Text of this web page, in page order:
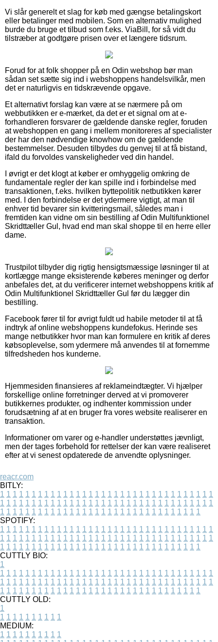
Vi slår generelt et slag for køb med gængse betalingskort
eller betalinger med mobilen. Som en alternativ mulighed
burde du bruge et tilbud som f.eks. ViaBill, for så vidt du
tilstræber at godtgøre prisen over et længere tidsrum.
Forud for at folk shopper på en Odin webshop bør man
sådan set sætte sig ind i webshoppens handelsvilkår, men
det er naturligvis en tidskrævende opgave.
Et alternativt forslag kan være at se nærmere på om
webbutikken er e-mærket, da det er et signal om at e-
forhandleren forsvarer de gældende danske regler, foruden
at webshoppen en gang i mellem monitoreres af specialister
der har den nødvendige knowhow om de gældende
bestemmelser. Desuden tilbydes du genvej til at få bistand,
ifald du forvoldes vanskeligheder ved din handel.
I øvrigt er det klogt at køber er omhyggelig omkring de
fundamentale regler der kan spille ind i forbindelse med
transaktionen, f.eks. hvilken byttepolitik netbutikken kører
med. I den forbindelse er det ydermere vigtigt, at man til
enhver tid bevarer sin kvitteringsmail, således man i
fremtiden kan vidne om sin bestilling af Odin Multifunktionel
Skridttæller Gul, hvad end man skal shoppe til en herre eller
dame.
Trustpilot tilbyder dig rigtig hensigtsmæssige løsninger til at
kortlægge mange eksisterende køberes meninger og derfor
anbefales det, at du verificerer internet webshoppens kritik af
Odin Multifunktionel Skridttæller Gul før du lægger din
bestilling.
Facebook fører til for øvrigt fuldt ud habile metoder til at få
indtryk af online webshoppens kundefokus. Herinde ses
mange netbutikker hvor man kan formulere en kritik af deres
købsoplevelse, som ydermere må anvendes til at fornemme
tilfredsheden hos kunderne.
Hjemmesiden finansieres af reklameindtægter. Vi hjælper
forskellige online forretninger derved at vi promoverer
butikkernes produkter, og indhenter kommission under
forudsætning af at en bruger fra vores website realiserer en
transaktion.
Informationer om varer og e-handler understøttes jævnligt,
men der tages forbehold for rettelser der kan være realiseret
efter at vi senest opdaterede de anvendte oplysninger.
reacr.com
BITLY:
1 1 1 1 1 1 1 1 1 1 1 1 1 1 1 1 1 1 1 1 1 1 1 1 1 1 1 1 1 1 1 1 1 1
1 1 1 1 1 1 1 1 1 1 1 1 1 1 1 1 1 1 1 1 1 1 1 1 1 1 1 1 1 1 1 1 1 1
1 1 1 1 1 1 1 1 1 1 1 1 1 1 1 1 1 1 1 1 1 1 1 1 1 1 1 1 1 1 1 1
SPOTIFY:
1 1 1 1 1 1 1 1 1 1 1 1 1 1 1 1 1 1 1 1 1 1 1 1 1 1 1 1 1 1 1 1 1 1
1 1 1 1 1 1 1 1 1 1 1 1 1 1 1 1 1 1 1 1 1 1 1 1 1 1 1 1 1 1 1 1 1 1
1 1 1 1 1 1 1 1 1 1 1 1 1 1 1 1 1 1 1 1 1 1 1 1 1 1 1 1 1 1 1 1
CUTTLY BIO:
1
1 1 1 1 1 1 1 1 1 1 1 1 1 1 1 1 1 1 1 1 1 1 1 1 1 1 1 1 1 1 1 1 1 1
1 1 1 1 1 1 1 1 1 1 1 1 1 1 1 1 1 1 1 1 1 1 1 1 1 1 1 1 1 1 1 1 1 1
1 1 1 1 1 1 1 1 1 1 1 1 1 1 1 1 1 1 1 1 1 1 1 1 1 1 1 1 1 1 1 1
CUTTLY OLD:
1
1 1 1 1 1 1 1 1 1 1
MEDIUM:
1 1 1 1 1 1 1 1 1 1